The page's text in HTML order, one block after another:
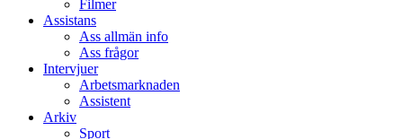
Filmer
Assistans
Ass allmän info
Ass frågor
Intervjuer
Arbetsmarknaden
Assistent
Arkiv
Sport